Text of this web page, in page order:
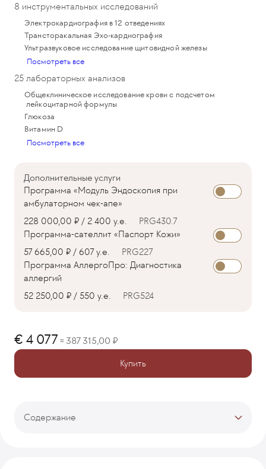
8 инструментальных исследований
Электрокардиография в 12 отведениях
Трансторакальная Эхо-кардиография
Ультразвуковое исследование щитовидной железы
Посмотреть все
25 лабораторных анализов
Общеклиническое исследование крови с подсчетом
лейкоцитарной формулы
Глюкоза
Витамин D
Посмотреть все
Дополнительные услуги
Программа «Модуль Эндоскопия при
амбулаторном чек-апе»
228 000,00 ₽ / 2 400 у.е.
PRG430.7
Программа-сателлит «Паспорт Кожи»
57 665,00 ₽ / 607 у.е.
PRG227
Программа АллергоПро: Диагностика
аллергий
52 250,00 ₽ / 550 у.е.
PRG524
Купить
4 077≈ 387 315,00
Содержание